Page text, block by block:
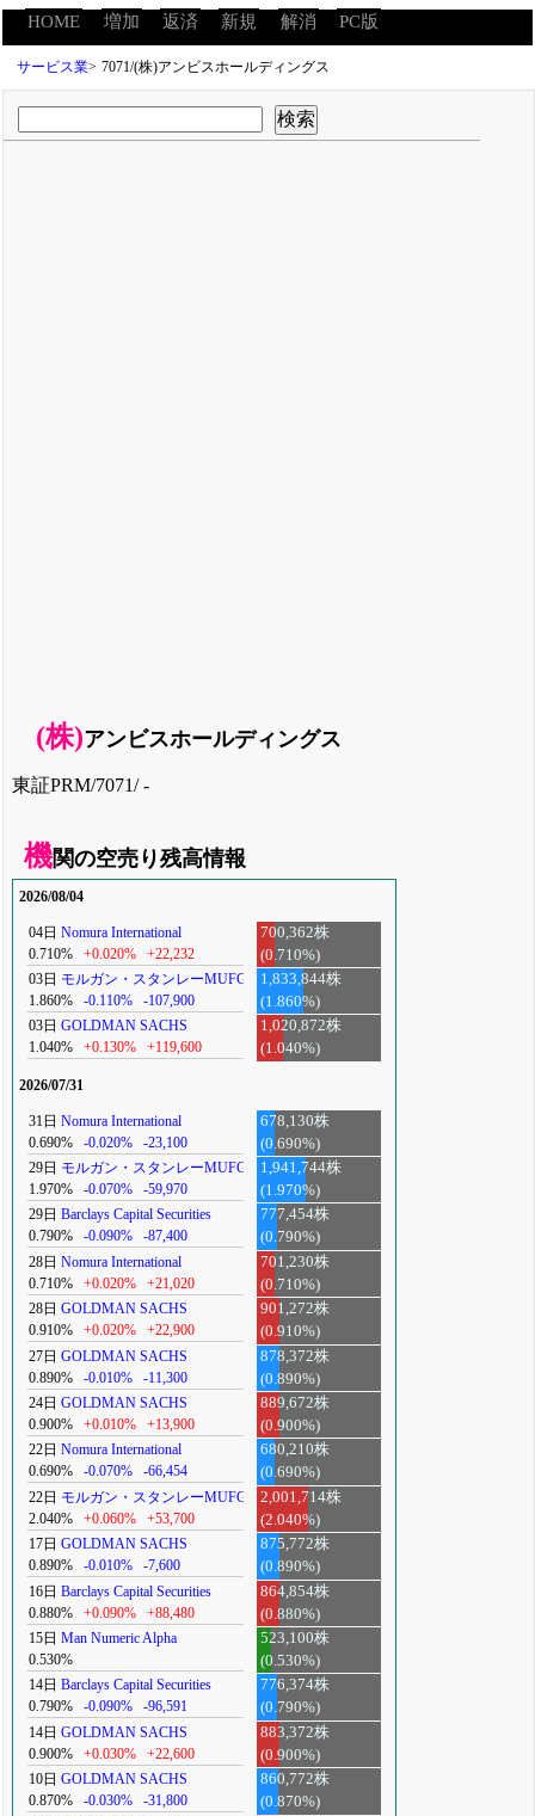
HOME 増加 返済 新規 解消 PC版
サービス業> 7071/(株)アンビスホールディングス
(株)アンビスホールディングス
東証PRM/7071/ -
機関の空売り残高情報
2026/08/04
04日 Nomura International
0.710%
+0.020% +22,232
700,362株
(0.710%)
03日 モルガン・スタンレーMUFG
1.860%
-0.110% -107,900
1,833,844株
(1.860%)
03日 GOLDMAN SACHS
1.040%
+0.130% +119,600
1,020,872株
(1.040%)
2026/07/31
31日 Nomura International
0.690%
-0.020% -23,100
678,130株
(0.690%)
29日 モルガン・スタンレーMUFG
1.970%
-0.070% -59,970
1,941,744株
(1.970%)
29日 Barclays Capital Securities
0.790%
-0.090% -87,400
777,454株
(0.790%)
28日 Nomura International
0.710%
+0.020% +21,020
701,230株
(0.710%)
28日 GOLDMAN SACHS
0.910%
+0.020% +22,900
901,272株
(0.910%)
27日 GOLDMAN SACHS
0.890%
-0.010% -11,300
878,372株
(0.890%)
24日 GOLDMAN SACHS
0.900%
+0.010% +13,900
889,672株
(0.900%)
22日 Nomura International
0.690%
-0.070% -66,454
680,210株
(0.690%)
22日 モルガン・スタンレーMUFG
2.040%
+0.060% +53,700
2,001,714株
(2.040%)
17日 GOLDMAN SACHS
0.890%
-0.010% -7,600
875,772株
(0.890%)
16日 Barclays Capital Securities
0.880%
+0.090% +88,480
864,854株
(0.880%)
15日 Man Numeric Alpha
0.530%
523,100株
(0.530%)
14日 Barclays Capital Securities
0.790%
-0.090% -96,591
776,374株
(0.790%)
14日 GOLDMAN SACHS
0.900%
+0.030% +22,600
883,372株
(0.900%)
10日 GOLDMAN SACHS
0.870%
-0.030% -31,800
860,772株
(0.870%)